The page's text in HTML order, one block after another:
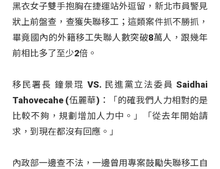
黑衣女子雙手抱胸在捷運站外逗留，新北市員警見
狀上前盤查，查獲失聯移工；這類案件抓不勝抓，
畢竟國內的外籍移工失聯人數突破8萬人，跟幾年
前相比多了至少2倍。
移民署長 鐘景琨 VS. 民進黨立法委員 Saidhai
Tahovecahe (伍麗華)：「的確我們人力相對的是
比較不夠，規劃增加人力中。」「從去年開始請
求，到現在都沒有回應。」
內政部一邊查不法，一邊曾用專案鼓勵失聯移工自